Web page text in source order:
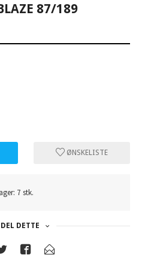
87/189
ØNSKELISTE
7 stk.
DEL DETTE